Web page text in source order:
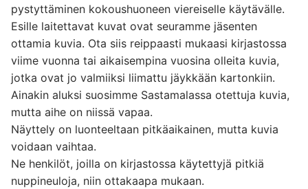
pystyttäminen kokoushuoneen viereiselle käytävälle.
Esille laitettavat kuvat ovat seuramme jäsenten
ottamia kuvia. Ota siis reippaasti mukaasi kirjastossa
viime vuonna tai aikaisempina vuosina olleita kuvia,
jotka ovat jo valmiiksi liimattu jäykkään kartonkiin.
Ainakin aluksi suosimme Sastamalassa otettuja kuvia,
mutta aihe on niissä vapaa.
Näyttely on luonteeltaan pitkäaikainen, mutta kuvia
voidaan vaihtaa.
Ne henkilöt, joilla on kirjastossa käytettyjä pitkiä
nuppineuloja, niin ottakaapa mukaan.